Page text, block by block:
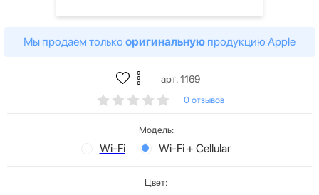
Мы продаем только оригинальную продукцию Apple
арт. 1169
0 отзывов
Модель:
Wi-Fi Wi-Fi + Cellular
Цвет: